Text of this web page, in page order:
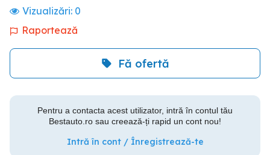
Vizualizări: 0
Raportează
Fă ofertă
Pentru a contacta acest utilizator, intră în contul tău
Bestauto.ro sau creează-ți rapid un cont nou!
Intră în cont / Înregistrează-te